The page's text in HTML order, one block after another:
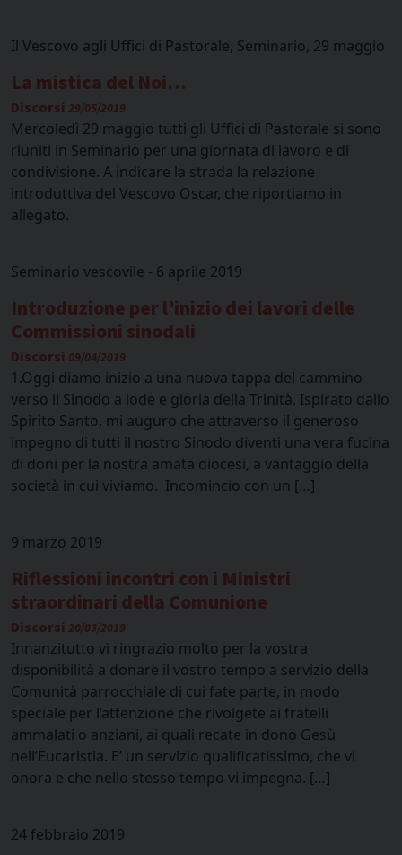
Il Vescovo agli Uffici di Pastorale, Seminario, 29 maggio
La mistica del Noi…
Discorsi 29/05/2019
Mercoledì 29 maggio tutti gli Uffici di Pastorale si sono
riuniti in Seminario per una giornata di lavoro e di
condivisione. A indicare la strada la relazione
introduttiva del Vescovo Oscar, che riportiamo in
allegato.
Seminario vescovile - 6 aprile 2019
Introduzione per l’inizio dei lavori delle
Commissioni sinodali
Discorsi 09/04/2019
1.Oggi diamo inizio a una nuova tappa del cammino
verso il Sinodo a lode e gloria della Trinità. Ispirato dallo
Spirito Santo, mi auguro che attraverso il generoso
impegno di tutti il nostro Sinodo diventi una vera fucina
di doni per la nostra amata diocesi, a vantaggio della
società in cui viviamo. Incomincio con un […]
9 marzo 2019
Riflessioni incontri con i Ministri
straordinari della Comunione
Discorsi 20/03/2019
Innanzitutto vi ringrazio molto per la vostra
disponibilità a donare il vostro tempo a servizio della
Comunità parrocchiale di cui fate parte, in modo
speciale per l’attenzione che rivolgete ai fratelli
ammalati o anziani, ai quali recate in dono Gesù
nell’Eucaristia. E’ un servizio qualificatissimo, che vi
onora e che nello stesso tempo vi impegna. […]
24 febbraio 2019